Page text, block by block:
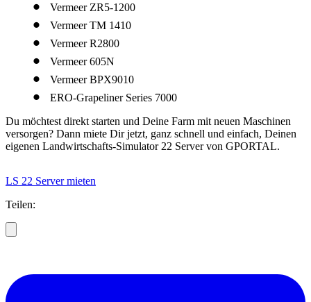
Vermeer ZR5-1200
Vermeer TM 1410
Vermeer R2800
Vermeer 605N
Vermeer BPX9010
ERO-Grapeliner Series 7000
Du möchtest direkt starten und Deine Farm mit neuen Maschinen
versorgen? Dann miete Dir jetzt, ganz schnell und einfach, Deinen
eigenen Landwirtschafts-Simulator 22 Server von GPORTAL.
LS 22 Server mieten
Teilen: